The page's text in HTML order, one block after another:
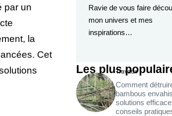
par un
la
Cet
Ravie de vous faire
mon univers et mes
inspirations…
Les plusTravaux
Comment
bambous
solutions
conseils